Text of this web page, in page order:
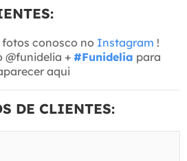
conosco no Instagram !
@funidelia + #Funidelia para
aqui
DE CLIENTES: